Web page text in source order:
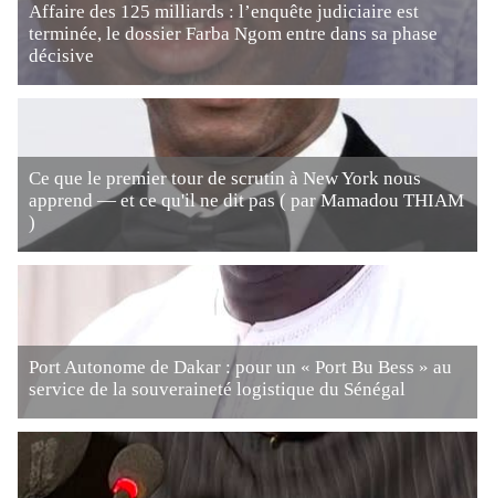
Affaire des 125 milliards : l’enquête judiciaire est
terminée, le dossier Farba Ngom entre dans sa phase
décisive
Ce que le premier tour de scrutin à New York nous
apprend — et ce qu'il ne dit pas ( par Mamadou THIAM
)
Port Autonome de Dakar : pour un « Port Bu Bess » au
service de la souveraineté logistique du Sénégal